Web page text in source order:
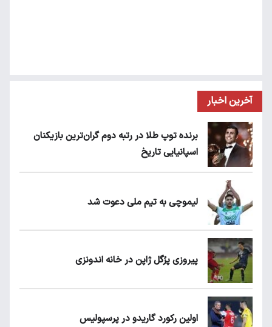
آخرین اخبار
برنده توپ طلا در رتبه دوم گران‌ترین بازیکنان
اسپانیایی تاریخ
لیموچی به تیم ملی دعوت شد
پیروزی پرُگل ژاپن در خانه اندونزی
اولین رکورد گاریدو در پرسپولیس